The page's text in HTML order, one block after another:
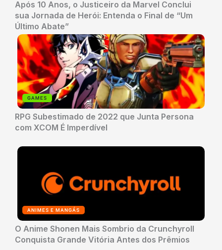
Após 10 Anos, o Justiceiro da Marvel Conclui
sua Jornada de Herói: Entenda o Final de “Um
Último Abate”
GAMES
RPG Subestimado de 2022 que Junta Persona
com XCOM É Imperdível
ANIMES E MANGÁS
O Anime Shonen Mais Sombrio da Crunchyroll
Conquista Grande Vitória Antes dos Prêmios